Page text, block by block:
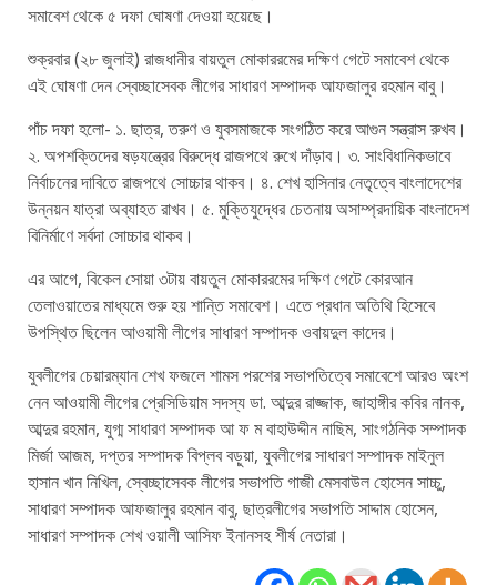
সমাবেশ থেকে ৫ দফা ঘোষণা দেওয়া হয়েছে।
শুক্রবার (২৮ জুলাই) রাজধানীর বায়তুল মোকাররমের দক্ষিণ গেটে সমাবেশ থেকে
এই ঘোষণা দেন স্বেচ্ছাসেবক লীগের সাধারণ সম্পাদক আফজালুর রহমান বাবু।
পাঁচ দফা হলো- ১. ছাত্র, তরুণ ও যুবসমাজকে সংগঠিত করে আগুন সন্ত্রাস রুখব।
২. অপশক্তিদের ষড়যন্ত্রের বিরুদ্ধে রাজপথে রুখে দাঁড়াব। ৩. সাংবিধানিকভাবে
নির্বাচনের দাবিতে রাজপথে সোচ্চার থাকব। ৪. শেখ হাসিনার নেতৃত্বে বাংলাদেশের
উন্নয়ন যাত্রা অব্যাহত রাখব। ৫. মুক্তিযুদ্ধের চেতনায় অসাম্প্রদায়িক বাংলাদেশ
বিনির্মাণে সর্বদা সোচ্চার থাকব।
এর আগে, বিকেল সোয়া ৩টায় বায়তুল মোকাররমের দক্ষিণ গেটে কোরআন
তেলাওয়াতের মাধ্যমে শুরু হয় শান্তি সমাবেশ। এতে প্রধান অতিথি হিসেবে
উপস্থিত ছিলেন আওয়ামী লীগের সাধারণ সম্পাদক ওবায়দুল কাদের।
যুবলীগের চেয়ারম্যান শেখ ফজলে শামস পরশের সভাপতিত্বে সমাবেশে আরও অংশ
নেন আওয়ামী লীগের প্রেসিডিয়াম সদস্য ডা. আব্দুর রাজ্জাক, জাহাঙ্গীর কবির নানক,
আব্দুর রহমান, যুগ্ম সাধারণ সম্পাদক আ ফ ম বাহাউদ্দীন নাছিম, সাংগঠনিক সম্পাদক
মির্জা আজম, দপ্তর সম্পাদক বিপ্লব বড়ুয়া, যুবলীগের সাধারণ সম্পাদক মাইনুল
হাসান খান নিখিল, স্বেচ্ছাসেবক লীগের সভাপতি গাজী মেসবাউল হোসেন সাচ্চু,
সাধারণ সম্পাদক আফজালুর রহমান বাবু, ছাত্রলীগের সভাপতি সাদ্দাম হোসেন,
সাধারণ সম্পাদক শেখ ওয়ালী আসিফ ইনানসহ শীর্ষ নেতারা।